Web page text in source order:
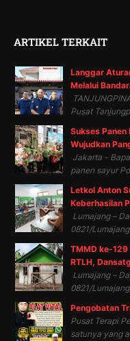
ARTIKEL TERKAIT
Langgar
Melalui
Pusat
Sukses
Wujudkan
Jakarta -
panen sayur
Letkol Anton
Keberhasilan
Lumajang –
0821/
TMMD ke-129
RTLH,
Lumajang –
0821/
Pengobatan
Pusat Terapi
satunya yang